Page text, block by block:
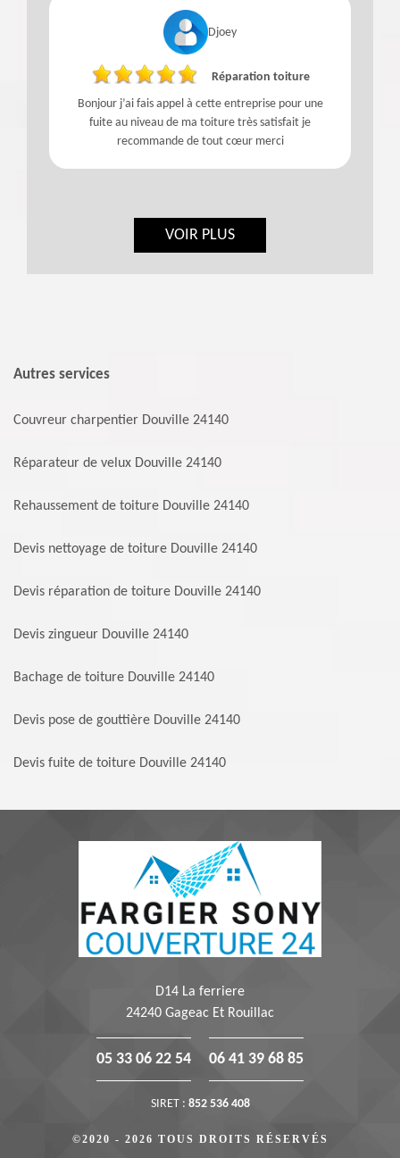
Djoey
Réparation toiture
Bonjour j’ai fais appel à cette entreprise pour une
fuite au niveau de ma toiture très satisfait je
recommande de tout cœur merci
VOIR PLUS
Autres services
Couvreur charpentier Douville 24140
Réparateur de velux Douville 24140
Rehaussement de toiture Douville 24140
Devis nettoyage de toiture Douville 24140
Devis réparation de toiture Douville 24140
Devis zingueur Douville 24140
Bachage de toiture Douville 24140
Devis pose de gouttière Douville 24140
Devis fuite de toiture Douville 24140
D14 La ferriere
24240 Gageac Et Rouillac
05 33 06 22 54 06 41 39 68 85
SIRET : 852 536 408
©2020 - 2026 TOUS DROITS RÉSERVÉS